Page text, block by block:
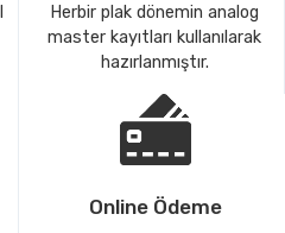
Herbir plak dönemin analog
master kayıtları kullanılarak
hazırlanmıştır.
Online Ödeme